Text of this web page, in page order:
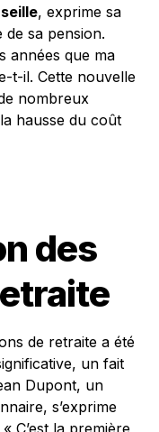
, exprime sa
de sa pension.
années que ma
t-il. Cette nouvelle
nombreux
hausse du coût
des
de retraite a été
un fait
Dupont, un
s’exprime
C’est la première